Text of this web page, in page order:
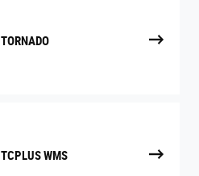
TORNADO
TCPLUS WMS